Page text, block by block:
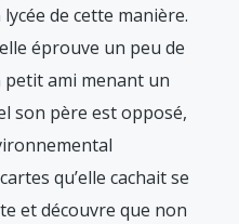
de cette manière.
éprouve un peu de
ami menant un
son père est opposé,
qu’elle cachait se
et découvre que non